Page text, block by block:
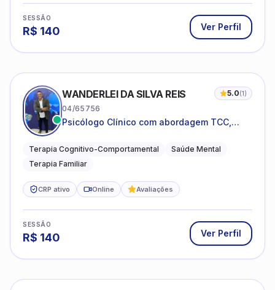
SESSÃO
R$ 140 Ver Perfil
WANDERLEI DA SILVA REIS 5.0(1)
04/65756
Psicólogo Clínico com abordagem TCC,
sistêmica
Terapia Cognitivo-Comportamental
Saúde Mental
Terapia Familiar
CRP ativo Online Avaliações
SESSÃO
R$ 140 Ver Perfil